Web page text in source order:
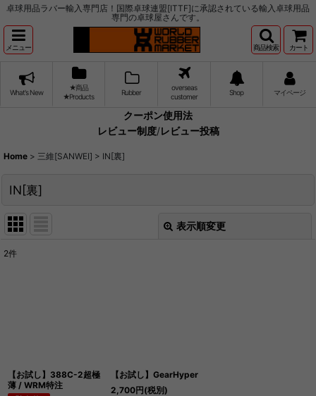
卓球用品ラバー輸入専門店！国際卓球連盟[ITTF]に承認されている輸入卓球用品
専門の卓球屋さんです。
メニュー 商品検索 カート
What's New
★商品
★Products
Rubber
overseas
customer
Shop マイページ
クーポン使用法
レビュー制度/レビュー投稿
Home > 三維[SANWEI] > IN[裏]
IN[裏]
表示順変更
2件
【お試し】388C-2超極
薄 / WRM特注
【お試し】GearHyper
2,700円(税別)